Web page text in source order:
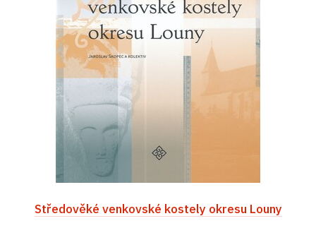
Středověké venkovské kostely okresu Louny